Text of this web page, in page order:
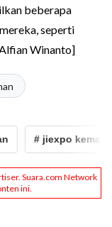
beberapa
seperti
Winanto]
# jiexpo kemayoran